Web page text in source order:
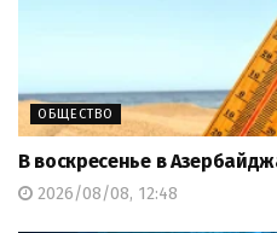
ОБЩЕСТВО
В воскресенье в
2026/08/08, 12:48